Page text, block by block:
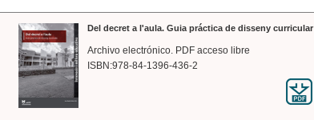
Del decret a l'aula. Guia práctica de disseny curricular
Archivo electrónico. PDF acceso libre
ISBN:978-84-1396-436-2